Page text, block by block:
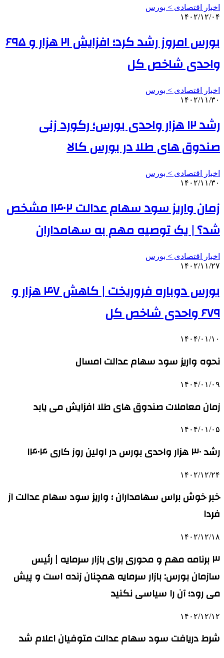
اخبار اقتصادی > بورس
۱۴۰۲/۱۲/۰۴
بورس امروز رشد کرد؛ افزایش ۲۱ هزار و ۶۹۵
واحدی شاخص کل
اخبار اقتصادی > بورس
۱۴۰۲/۱۱/۳۰
رشد ۱۲ هزار واحدی بورس؛ رکورد زنی
صندوق های طلا در بورس کالا
اخبار اقتصادی > بورس
۱۴۰۲/۱۱/۳۰
زمان واریز سود سهام عدالت ۱۴۰۲ مشخص
شد؟ | یک توصیه مهم به سهامداران
اخبار اقتصادی > بورس
۱۴۰۲/۱۱/۲۷
بورس دوباره فروریخت | کاهش ۴۷ هزار و
۶۷۹ واحدی شاخص کل
۱۴۰۴/۰۱/۱۰
نحوه واریز سود سهام عدالت امسال
۱۴۰۴/۰۱/۰۹
زمان معاملات صندوق های طلا افزایش می یابد
۱۴۰۴/۰۱/۰۵
رشد ۳۰ هزار واحدی بورس در اولین روز کاری ۱۴۰۴
۱۴۰۲/۱۲/۲۴
خبر خوش براس سهامداران ؛ واریز سود سهام عدالت از
فردا
۱۴۰۲/۱۲/۱۸
۳ برنامه مهم و محوری برای بازار سرمایه | رئیس
سازمان بورس: بازار سرمایه همچنان زنده است و پیش
می رود؛ آن را سیاسی نکنید
۱۴۰۲/۱۲/۱۲
شرط دریافت سود سهام عدالت متوفیان اعلام شد